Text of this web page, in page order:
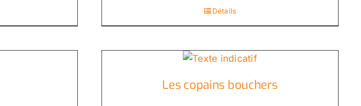
Détails
Les copains bouchers